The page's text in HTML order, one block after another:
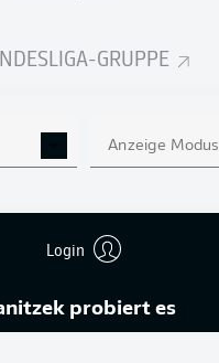
GRUPPE
Anzeige Modus
Login
probiert es